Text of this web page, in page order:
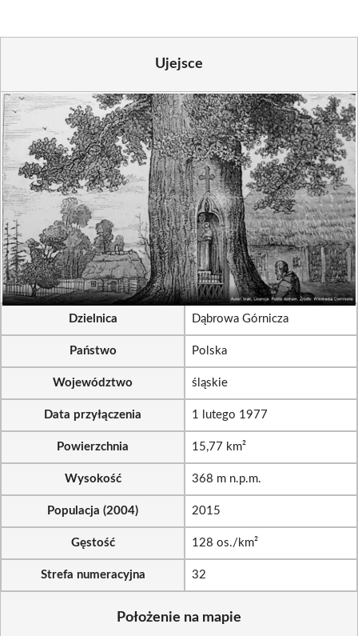
Ujejsce
Dzielnica Dąbrowa Górnicza
Państwo Polska
Województwo śląskie
Data przyłączenia 1 lutego 1977
Powierzchnia 15,77 km²
Wysokość 368 m n.p.m.
Populacja (2004) 2015
Gęstość 128 os./km²
Strefa numeracyjna 32
Położenie na mapie